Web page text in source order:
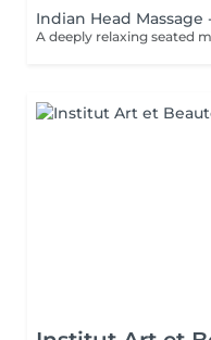
Indian Head Massage